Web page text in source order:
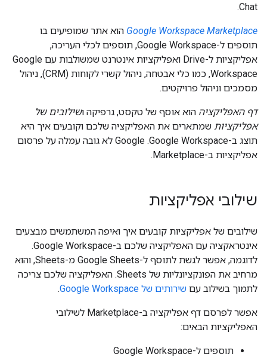
Chat.
Google Workspace Marketplace הוא אתר שמופיעים בו
תוספים ל-Google Workspace, תוספים לכלי העריכה,
אפליקציות ל-Drive ואפליקציות אינטרנט שמשולבות עם Google
Workspace, כמו כלי אבטחה, ניהול קשרי לקוחות (CRM), ניהול
מסמכים וניהול פרויקטים.
דף האפליקציה הוא אוסף של טקסט, גרפיקה ושילובים של
אפליקציות שמתארים את האפליקציה שלכם וקובעים איך היא
תוצג ב-Google Workspace. ‫Google לא גובה עמלה על פרסום
אפליקציות ב-Marketplace.
שילובי אפליקציות
שילובים של אפליקציות קובעים איך ואיפה המשתמשים מבצעים
אינטראקציה עם האפליקציה שלכם ב-Google Workspace.
לדוגמה, אפשר לגשת לתוסף ל-Google Sheets מ-Sheets, והוא
מרחיב את הפונקציונליות של Sheets. האפליקציה שלכם צריכה
לתמוך בשילוב עם שירותים של Google Workspace .
אפשר לפרסם דף אפליקציה ב-Marketplace לשילובי
האפליקציות הבאים:
תוספים ל-Google Workspace